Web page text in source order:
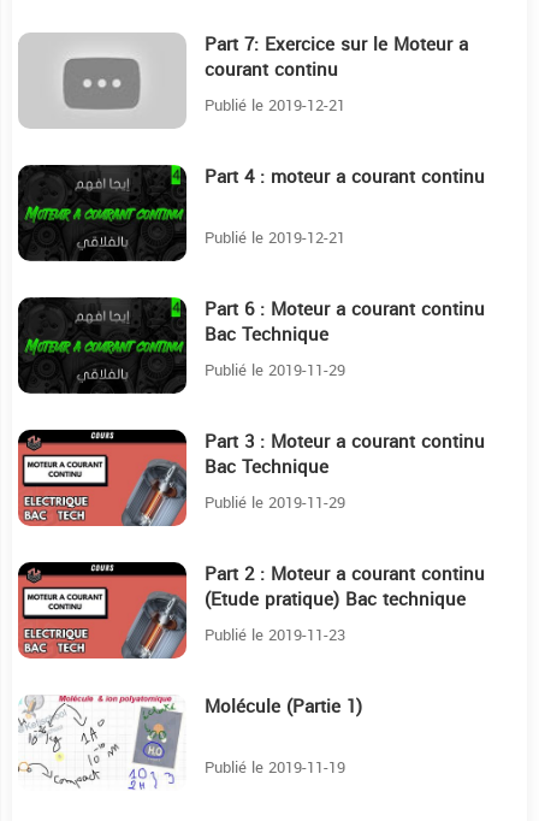
Part 7: Exercice sur le Moteur a
courant continu
Publié le 2019-12-21
13:17 Part 4 : moteur a courant continu
Publié le 2019-12-21
12:47 Part 6 : Moteur a courant continu
Bac Technique
Publié le 2019-11-29
4 Part 3 : Moteur a courant continu
Bac Technique
Publié le 2019-11-29
2:39 Part 2 : Moteur a courant continu
(Etude pratique) Bac technique
Publié le 2019-11-23
12:32 Molécule (Partie 1)
Publié le 2019-11-19